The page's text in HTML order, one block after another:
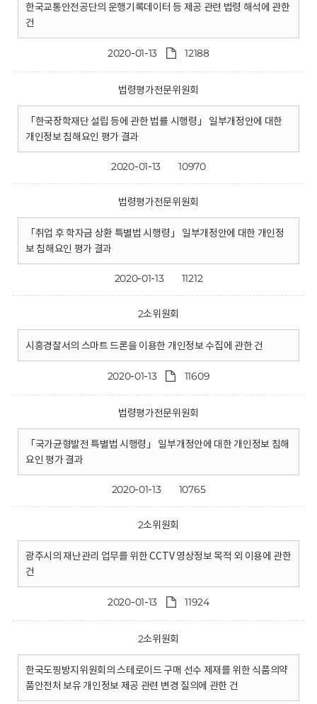
한국교통안전공단의 운행기록데이터 등 제공 관련 법령 해석에 관한
건
2020-01-13 12188
법령평가전문위원회
「한국장학재단 설립 등에 관한 법률 시행령」 일부개정안에 대한
개인정보 침해요인 평가 결과
2020-01-13 10970
법령평가전문위원회
「취업 후 학자금 상환 특별법 시행령」 일부개정안에 대한 개인정
보 침해요인 평가 결과
2020-01-13 11212
2소위원회
시흥경찰서의 스마트 드론을 이용한 개인정보 수집에 관한 건
2020-01-13 11609
법령평가전문위원회
「국가균형발전 특별법 시행령」 일부개정안에 대한 개인정보 침해
요인 평가 결과
2020-01-13 10765
2소위원회
광주시의 재난관리 업무를 위한 CCTV 영상정보 목적 외 이용에 관한
건
2020-01-13 11924
2소위원회
한국도핑방지위원회의 스테로이드 구매 선수 제재를 위한 식품의약
품안전처 보유 개인정보 제공 관련 변경 질의에 관한 건